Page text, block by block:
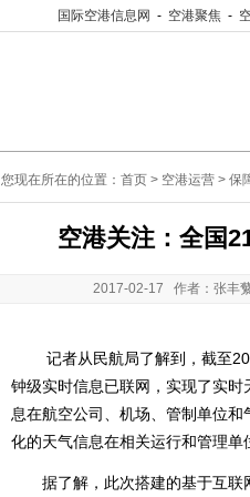
国际空港信息网 - 空港聚焦 -
您现在所在的位置： 首页 > 空港运营 > 保
空港关注：全国
2017-02-17 作者：张丰
记者从民航局了解到，截至
钟级实时信息已联网，实现了实
息在航空公司、机场、管制单位
化的天气信息在相关运行和管理单
据了解，此次搭建的基于互联